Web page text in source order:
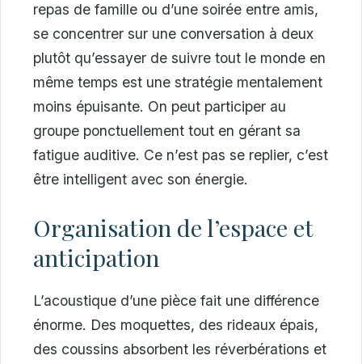
repas de famille ou d’une soirée entre amis,
se concentrer sur une conversation à deux
plutôt qu’essayer de suivre tout le monde en
même temps est une stratégie mentalement
moins épuisante. On peut participer au
groupe ponctuellement tout en gérant sa
fatigue auditive. Ce n’est pas se replier, c’est
être intelligent avec son énergie.
Organisation de l’espace et
anticipation
L’acoustique d’une pièce fait une différence
énorme. Des moquettes, des rideaux épais,
des coussins absorbent les réverbérations et